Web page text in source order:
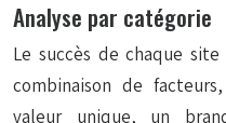
Analyse par catégorie
Le succès de chaque
combinaison de
valeur unique, un